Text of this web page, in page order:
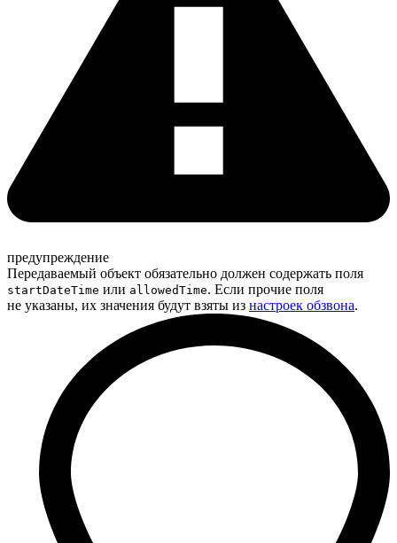
предупреждение
Передаваемый объект обязательно должен содержать поля
startDateTime или allowedTime. Если прочие поля
не указаны, их значения будут взяты из настроек обзвона.